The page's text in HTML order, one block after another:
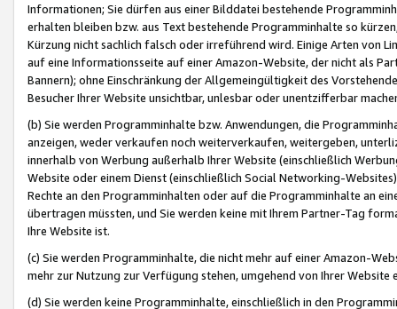
Informationen; Sie dürfen aus einer Bilddatei bestehende
erhalten bleiben bzw. aus Text bestehende Programminhalte so
Kürzung nicht sachlich falsch oder irreführend wird. Einige Arten von
auf eine Informationsseite auf einer Amazon-Website, der nicht als
Bannern); ohne Einschränkung der Allgemeingültigkeit des
Besucher Ihrer Website unsichtbar, unlesbar oder unentzifferbar
(b) Sie werden Programminhalte bzw. Anwendungen, die
anzeigen, weder verkaufen noch weiterverkaufen, weitergeben,
innerhalb von Werbung außerhalb Ihrer Website (einschließlich
Website oder einem Dienst (einschließlich Social Networking-
Rechte an den Programminhalten oder auf die Programminhalte an
übertragen müssten, und Sie werden keine mit Ihrem Partner-Tag
Ihre Website ist.
(c) Sie werden Programminhalte, die nicht mehr auf einer Amazon-
mehr zur Nutzung zur Verfügung stehen, umgehend von Ihrer
(d) Sie werden keine Programminhalte, einschließlich in den